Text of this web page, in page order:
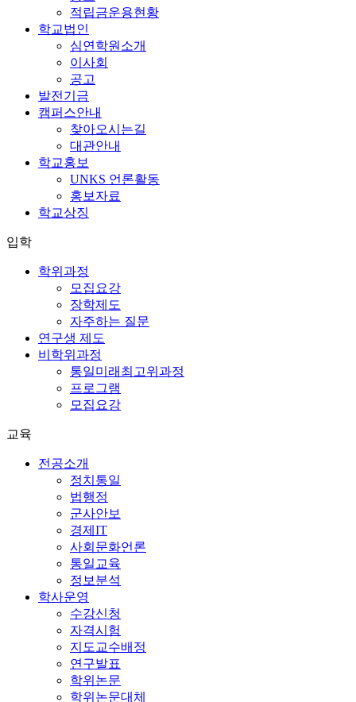
적립금운용현황
학교법인
심연학원소개
이사회
공고
발전기금
캠퍼스안내
찾아오시는길
대관안내
학교홍보
UNKS 언론활동
홍보자료
학교상징
입학
학위과정
모집요강
장학제도
자주하는 질문
연구생 제도
비학위과정
통일미래최고위과정
프로그램
모집요강
교육
전공소개
정치통일
법행정
군사안보
경제IT
사회문화언론
통일교육
정보분석
학사운영
수강신청
자격시험
지도교수배정
연구발표
학위논문
학위논문대체